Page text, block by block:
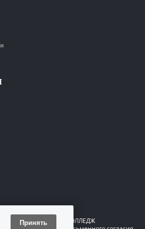
ПЕДАГОГИЧЕСКИЙ КОЛЛЕДЖ
Принять